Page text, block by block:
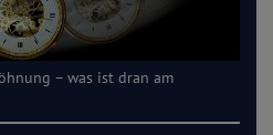
– was ist dran am